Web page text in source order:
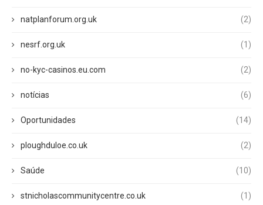
natplanforum.org.uk (2)
nesrf.org.uk (1)
no-kyc-casinos.eu.com (2)
notícias (6)
Oportunidades (14)
ploughduloe.co.uk (2)
Saúde (10)
stnicholascommunitycentre.co.uk (1)